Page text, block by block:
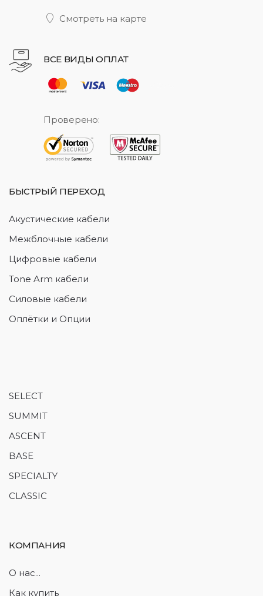
Смотреть на карте
ВСЕ ВИДЫ ОПЛАТ
Проверено:
БЫСТРЫЙ ПЕРЕХОД
Акустические кабели
Межблочные кабели
Цифровые кабели
Tone Arm кабели
Силовые кабели
Оплётки и Опции
SELECT
SUMMIT
ASCENT
BASE
SPECIALTY
CLASSIC
КОМПАНИЯ
О нас...
Как купить